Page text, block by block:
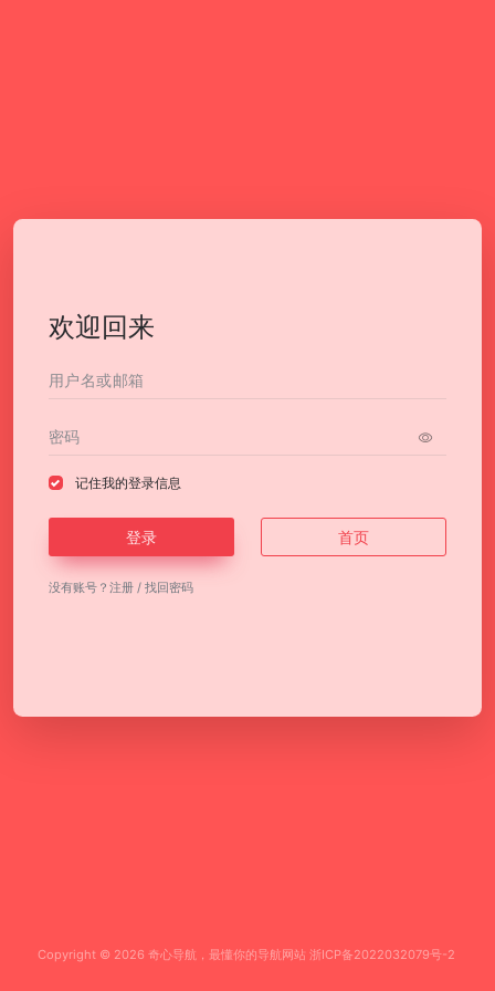
欢迎回来
记住我的登录信息
登录 首页
没有账号？ 注册 / 找回密码
Copyright © 2026 奇心导航，最懂你的导航网站 浙ICP备2022032079号-2